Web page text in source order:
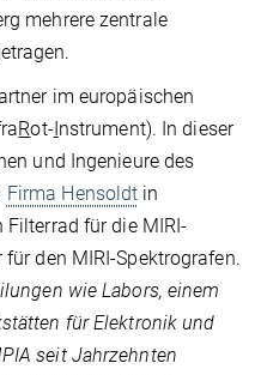
mehrere zentrale
im europäischen
Rot-Instrument). In dieser
und Ingenieure des
Firma Hensoldt in
Filterrad für die MIRI-
den MIRI-Spektrografen.
wie Labors, einem
für Elektronik und
seit Jahrzehnten